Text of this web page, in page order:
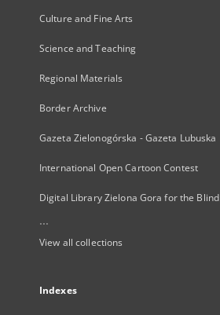
Culture and Fine Arts
Science and Teaching
Regional Materials
Border Archive
Gazeta Zielonogórska - Gazeta Lubuska
International Open Cartoon Contest
Digital Library Zielona Gora for the Blind
...
View all collections
Indexes